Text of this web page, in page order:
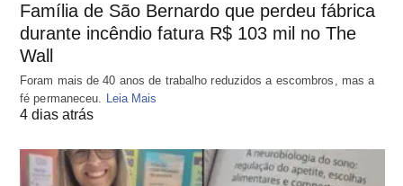
Família de São Bernardo que perdeu fábrica
durante incêndio fatura R$ 103 mil no The
Wall
Foram mais de 40 anos de trabalho reduzidos a escombros, mas a
fé permaneceu. Leia Mais
4 dias atrás